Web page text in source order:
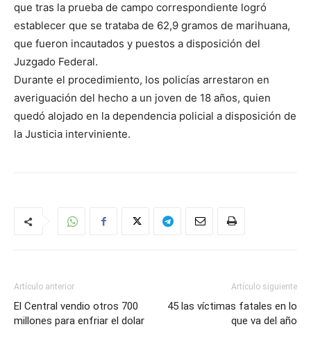
que tras la prueba de campo correspondiente logró
establecer que se trataba de 62,9 gramos de marihuana,
que fueron incautados y puestos a disposición del
Juzgado Federal.
Durante el procedimiento, los policías arrestaron en
averiguación del hecho a un joven de 18 años, quien
quedó alojado en la dependencia policial a disposición de
la Justicia interviniente.
Artículo anterior
El Central vendio otros 700
millones para enfriar el dolar
Artículo siguiente
45 las víctimas fatales en lo
que va del año